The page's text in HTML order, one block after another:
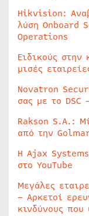
Hikvision:
λύση
Operations
Ειδικούς στην
μισές
Novatron
σας με το DSC
Rakson S.A.:
από την
Η Ajax
στο YouTube
Μεγάλες
– Αρκετοί
κινδύνους που